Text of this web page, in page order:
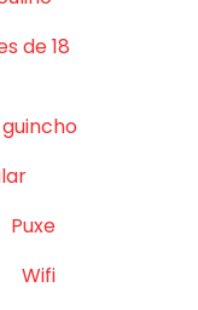
de 18
Puxe
Wifi